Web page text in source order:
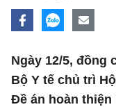
Ngày 12/5, đồng
Bộ Y tế chủ trì
Đề án hoàn